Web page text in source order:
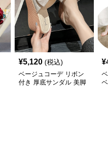
¥5,120 (税込)
ベージュコーデ リボン
付き 厚底サンダル 美脚
¥